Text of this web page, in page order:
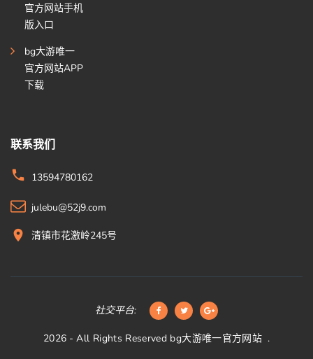
官方网站手机
版入口
bg大游唯一
官方网站APP
下载
联系我们
13594780162
julebu@52j9.com
清镇市花激岭245号
社交平台:
2026 - All Rights Reserved bg大游唯一官方网站 .